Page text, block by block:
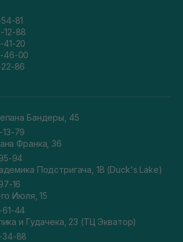
81
12-88
20
46-00
86
Бандеры, 45
79
Франка, 36
94
Подстригача, 1В (Duck's Lake)
16
Июля, 15
44
и Гудачека, 23 (ТЦ Экватор)
34-88